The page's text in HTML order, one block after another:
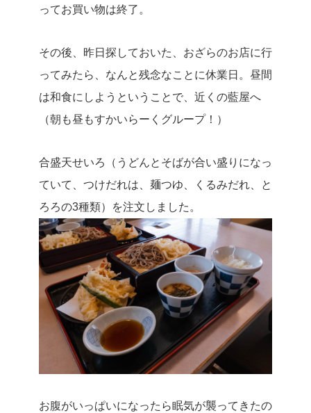
ってお買い物は終了。
その後、昨日探しておいた、おざらのお店に行
ってみたら、なんと残念なことに休業日。昼間
は和食にしようということで、近くの藍屋へ
（朝も昼もすかいらーくグループ！）
合盛天せいろ（うどんとそばが合い盛りになっ
ていて、つけだれは、麺つゆ、くるみだれ、と
ろろの3種類）を注文しました。
お腹がいっぱいになったら眠気が襲ってきたの